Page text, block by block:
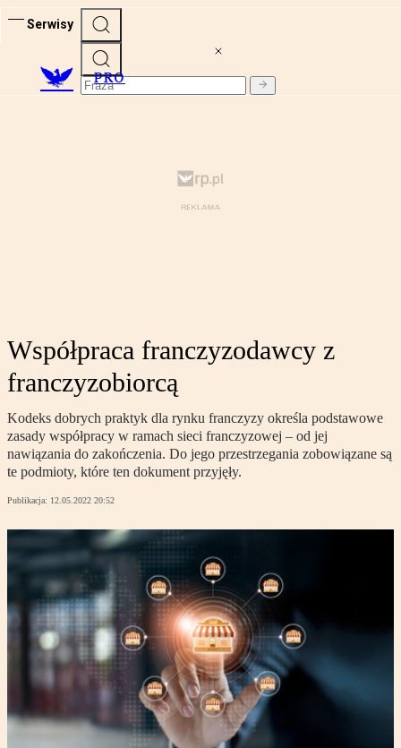
Serwisy
PRO
Współpraca franczyzodawcy z
franczyzobiorcą
Kodeks dobrych praktyk dla rynku franczyzy określa podstawowe
zasady współpracy w ramach sieci franczyzowej – od jej
nawiązania do zakończenia. Do jego przestrzegania zobowiązane są
te podmioty, które ten dokument przyjęły.
Publikacja: 12.05.2022 20:52